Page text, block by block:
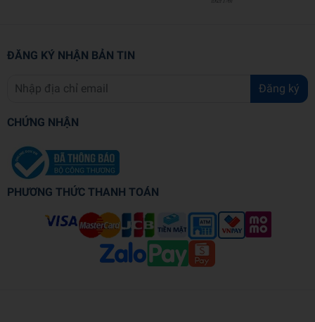
NXB
Năm XB
Ngôn ngữ
Trọng lượng (gr)
76
Bìa mềm
ĐĂNG KÝ NHẬN BẢN TIN
Đăng ký
CHỨNG NHẬN
PHƯƠNG THỨC THANH TOÁN